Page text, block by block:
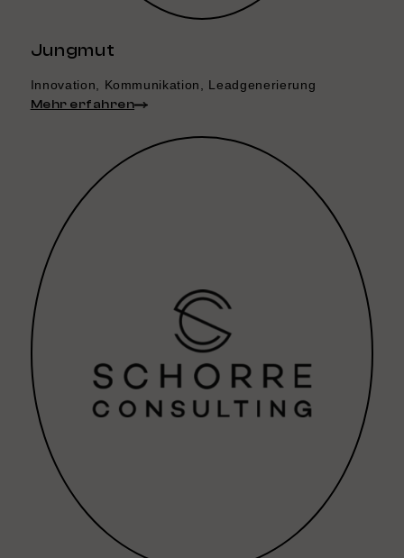
Jungmut
Innovation, Kommunikation, Leadgenerierung
Mehr erfahren